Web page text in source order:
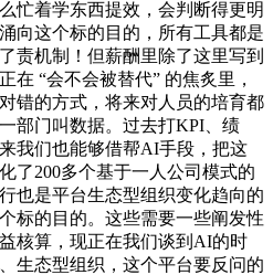
忙着学东西提效，会判断得更明
向这个标的目的，所有工具都是
责机制！但薪酬里除了这里写到
在 “会不会被替代” 的焦炙里，
错的方式，将来对人员的培育都
部门叫数据。过去打KPI、绩
我们也能够借帮AI手段，把这
了200多个基于一人公司模式的
也是平台生态型组织变化趋向的
标的目的。这些需要一些阐发性
核算，现正在我们谈到AI的时
生态型组织，这个平台要反问的